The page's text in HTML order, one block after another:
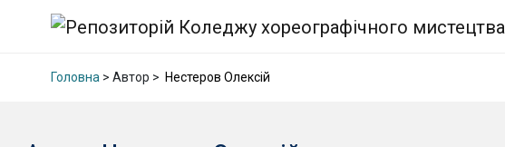
Головна > Автор > Нестеров Олексій